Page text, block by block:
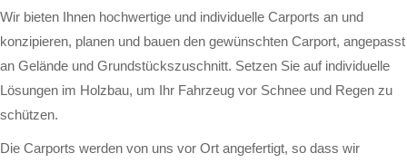
Wir bieten Ihnen hochwertige und individuelle Carports an und
konzipieren, planen und bauen den gewünschten Carport, angepasst
an Gelände und Grundstückszuschnitt. Setzen Sie auf individuelle
Lösungen im Holzbau, um Ihr Fahrzeug vor Schnee und Regen zu
schützen.
Die Carports werden von uns vor Ort angefertigt, so dass wir